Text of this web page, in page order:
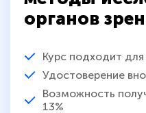
органов
Курс подходит
Удостоверение
Возможность
13%